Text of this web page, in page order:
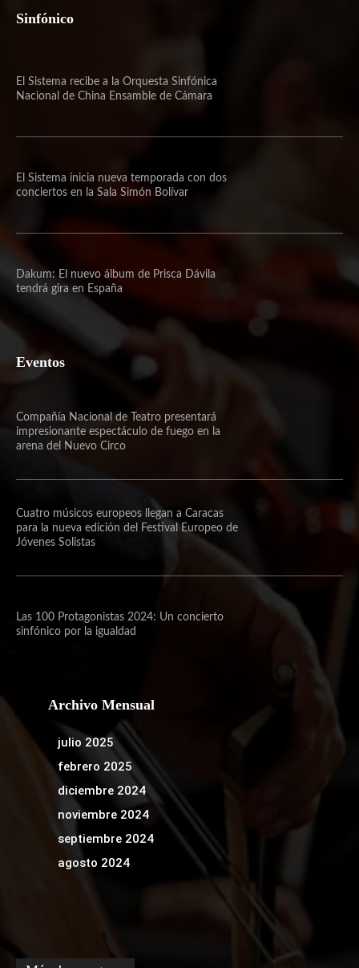
Sinfónico
El Sistema recibe a la Orquesta Sinfónica
Nacional de China Ensamble de Cámara
El Sistema inicia nueva temporada con dos
conciertos en la Sala Simón Bolívar
Dakum: El nuevo álbum de Prisca Dávila
tendrá gira en España
Eventos
Compañía Nacional de Teatro presentará
impresionante espectáculo de fuego en la
arena del Nuevo Circo
Cuatro músicos europeos llegan a Caracas
para la nueva edición del Festival Europeo de
Jóvenes Solistas
Las 100 Protagonistas 2024: Un concierto
sinfónico por la igualdad
Archivo Mensual
julio 2025
febrero 2025
diciembre 2024
noviembre 2024
septiembre 2024
agosto 2024